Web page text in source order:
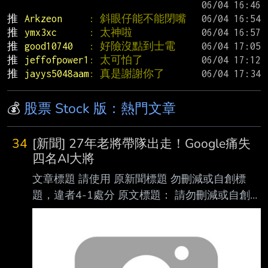
推
Arkzeon : 斜眼仔能不能閉嘴
推
ymx3xc : 太神啦
推
good10740 : 好險沒點到士電
推
jeffofpower1 : 太可怕了
推
jayys5048aam: 真是謝謝你了
💰 股票 Stock 版：熱門文章
34 [新聞] 27年老將帶隊出走！Google痛失
四名AI大將
文章標題 請使用 原新聞標題 勿刪減或自創標
題，違者4-1處分 原文標題： 請勿刪減或自創標
題，違者4-1處分，此行請刪除 27年老將帶隊出
5% 原文連結： 網址超過一行，請用縮網址，連
結不能點擊者板規 1-2-2 處分。